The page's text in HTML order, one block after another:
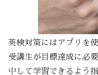
英検対策にはアプリを
受講生が目標達成に必
中して学習できるよう指